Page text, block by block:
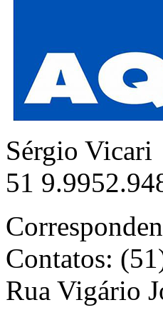
Sérgio Vicari
51
Contatos:
Rua Vigário